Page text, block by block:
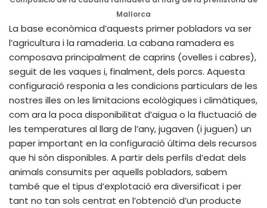
Mallorca
La base econòmica d’aquests primer pobladors va ser
l’agricultura i la ramaderia. La cabana ramadera es
composava principalment de caprins (ovelles i cabres),
seguit de les vaques i, finalment, dels porcs. Aquesta
configuració responia a les condicions particulars de les
nostres illes on les limitacions ecològiques i climàtiques,
com ara la poca disponibilitat d’aigua o la fluctuació de
les temperatures al llarg de l’any, jugaven (i juguen) un
paper important en la configuració última dels recursos
que hi són disponibles. A partir dels perfils d’edat dels
animals consumits per aquells pobladors, sabem
també que el tipus d’explotació era diversificat i per
tant no tan sols centrat en l’obtenció d’un producte